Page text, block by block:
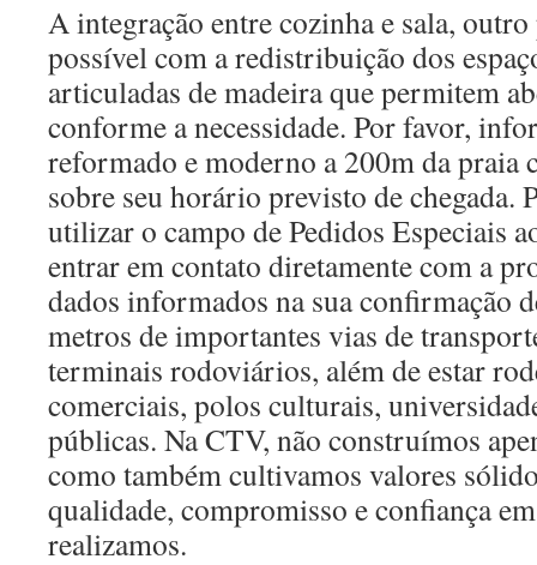
A integração entre cozinha e sala,
possível com a redistribuição dos
articuladas de madeira que permitem
conforme a necessidade. Por favor,
reformado e moderno a 200m da praia
sobre seu horário previsto de chegada.
utilizar o campo de Pedidos Especiais
entrar em contato diretamente com a
dados informados na sua confirmação
metros de importantes vias de
terminais rodoviários, além de estar
comerciais, polos culturais,
públicas. Na CTV, não construímos
como também cultivamos valores
qualidade, compromisso e confiança
realizamos.